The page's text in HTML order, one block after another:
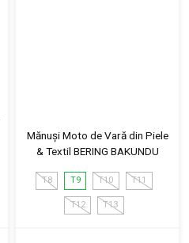
Mănuși Moto de Vară din Piele
& Textil BERING BAKUNDU
T8 T9 T10 T11
T12 T13